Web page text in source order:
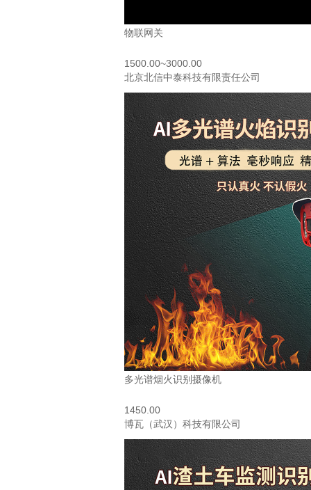
物联网关
1500.00~3000.00
北京北信中泰科技有限责任公司
多光谱烟火识别摄像机
1450.00
博瓦（武汉）科技有限公司